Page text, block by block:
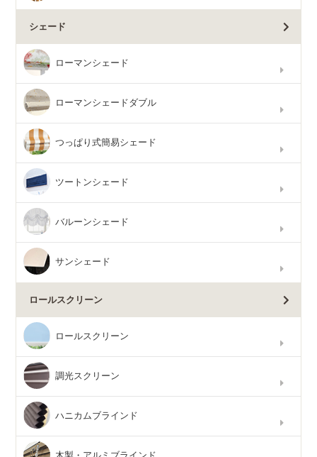
シェード
ローマンシェード
ローマンシェードダブル
つっぱり式簡易シェード
ツートンシェード
バルーンシェード
サンシェード
ロールスクリーン
ロールスクリーン
調光スクリーン
ハニカムブラインド
木製・アルミブラインド